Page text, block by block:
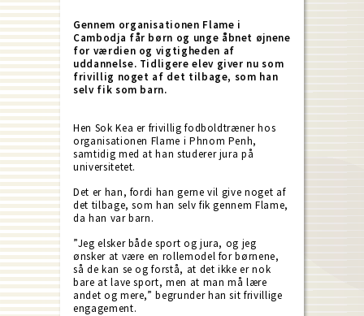
Gennem organisationen Flame i
Cambodja får børn og unge åbnet øjnene
for værdien og vigtigheden af
uddannelse. Tidligere elev giver nu som
frivillig noget af det tilbage, som han
selv fik som barn.
Hen Sok Kea er frivillig fodboldtræner hos
organisationen Flame i Phnom Penh,
samtidig med at han studerer jura på
universitetet.
Det er han, fordi han gerne vil give noget af
det tilbage, som han selv fik gennem Flame,
da han var barn.
”Jeg elsker både sport og jura, og jeg
ønsker at være en rollemodel for børnene,
så de kan se og forstå, at det ikke er nok
bare at lave sport, men at man må lære
andet og mere,” begrunder han sit frivillige
engagement.